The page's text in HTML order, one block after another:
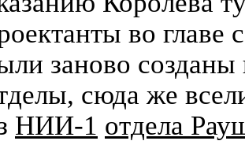
во главе
заново созданы
сюда же
НИИ-1 отдела